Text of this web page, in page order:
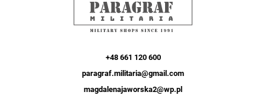
+48 661 120 600
paragraf.militaria@gmail.com
magdalenajaworska2@wp.pl